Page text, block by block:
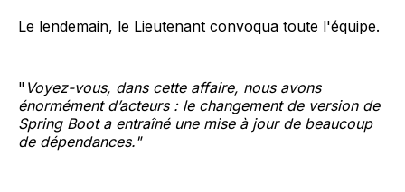
Le lendemain, le Lieutenant convoqua toute l'équipe.
" Voyez-vous, dans cette affaire, nous avons
énormément d’acteurs : le changement de version de
Spring Boot a entraîné une mise à jour de beaucoup
de dépendances."